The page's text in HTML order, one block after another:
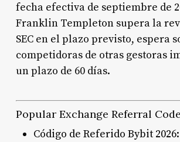
fecha efectiva de septiembre de
Franklin Templeton supera la
SEC en el plazo previsto, espera
competidoras de otras gestoras
un plazo de 60 días.
Popular Exchange Referral
Código de Referido Bybit